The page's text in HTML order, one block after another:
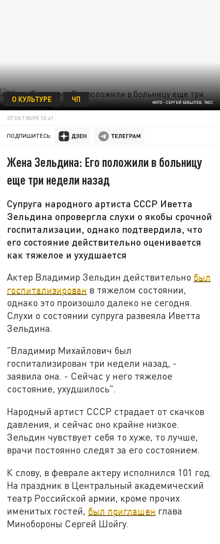
ФОТО - СЕРГЕЙ БОБЫЛЕВ, ТАСС
О КУЛЬТУРЕ ЧП
27 ОКТЯБРЯ 10:41
ПОДПИШИТЕСЬ:
Жена Зельдина: Его положили в больницу
еще три недели назад
Супруга народного артиста СССР Иветта
Зельдина опровергла слухи о якобы срочной
госпитализации, однако подтвердила, что
его состояние действительно оценивается
как тяжелое и ухудшается
Актер Владимир Зельдин действительно был
госпитализирован в тяжелом состоянии,
однако это произошло далеко не сегодня.
Слухи о состоянии супруга развеяла Иветта
Зельдина.
"Владимир Михайлович был
госпитализирован три недели назад, -
заявила она. - Сейчас у него тяжелое
состояние, ухудшилось".
Народный артист СССР страдает от скачков
давления, и сейчас оно крайне низкое.
Зельдин чувствует себя то хуже, то лучше,
врачи постоянно следят за его состоянием.
К слову, в феврале актеру исполнился 101 год.
На праздник в Центральный академический
театр Российской армии, кроме прочих
именитых гостей, был приглашен глава
Минобороны Сергей Шойгу.